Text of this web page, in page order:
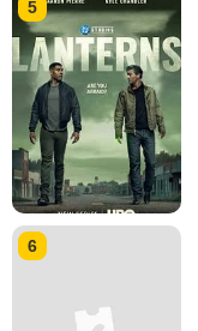
5
6